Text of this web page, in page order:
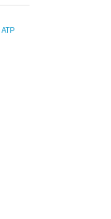
ATP